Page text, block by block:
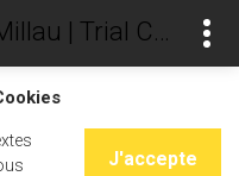
J'accepte
Garage Champion Millau | Trial Champ's